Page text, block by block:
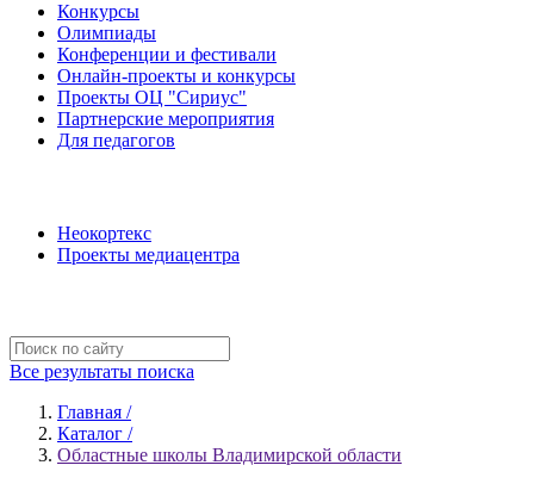
Конкурсы
Олимпиады
Конференции и фестивали
Онлайн-проекты и конкурсы
Проекты ОЦ "Сириус"
Партнерские мероприятия
Для педагогов
Неокортекс
Проекты медиацентра
Все результаты поиска
Главная /
Каталог /
Областные школы Владимирской области